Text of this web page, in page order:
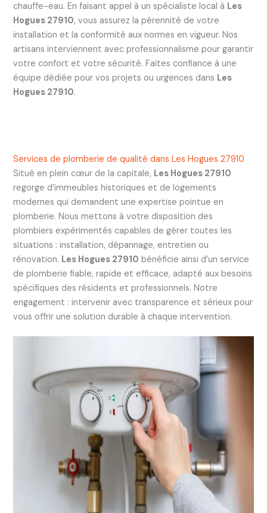
chauffe-eau. En faisant appel à un spécialiste local à Les
Hogues 27910, vous assurez la pérennité de votre
installation et la conformité aux normes en vigueur. Nos
artisans interviennent avec professionnalisme pour garantir
votre confort et votre sécurité. Faites confiance à une
équipe dédiée pour vos projets ou urgences dans Les
Hogues 27910.
Services de plomberie de qualité dans Les Hogues 27910
Situé en plein cœur de la capitale, Les Hogues 27910
regorge d’immeubles historiques et de logements
modernes qui demandent une expertise pointue en
plomberie. Nous mettons à votre disposition des
plombiers expérimentés capables de gérer toutes les
situations : installation, dépannage, entretien ou
rénovation. Les Hogues 27910 bénéficie ainsi d’un service
de plomberie fiable, rapide et efficace, adapté aux besoins
spécifiques des résidents et professionnels. Notre
engagement : intervenir avec transparence et sérieux pour
vous offrir une solution durable à chaque intervention.